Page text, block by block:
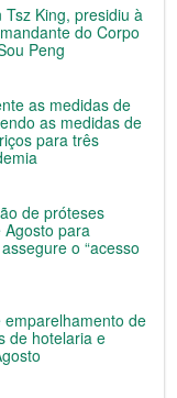
King, presidiu à
do Corpo
Peng
as medidas de
as medidas de
para três
de próteses
Agosto para
o “acesso
emparelhamento de
de hotelaria e